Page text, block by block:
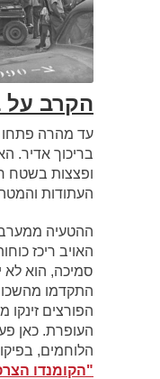
הקרב על
עד מהרה פתחו
בריכוך אדיר.
ופצצות בשטח
העתודות
ההטעיה
האויב ריכז
סמיכה, הוא לא
התקדמו
הפורצים
העופרת. כאן
הלוחמים,
"הקומנדו